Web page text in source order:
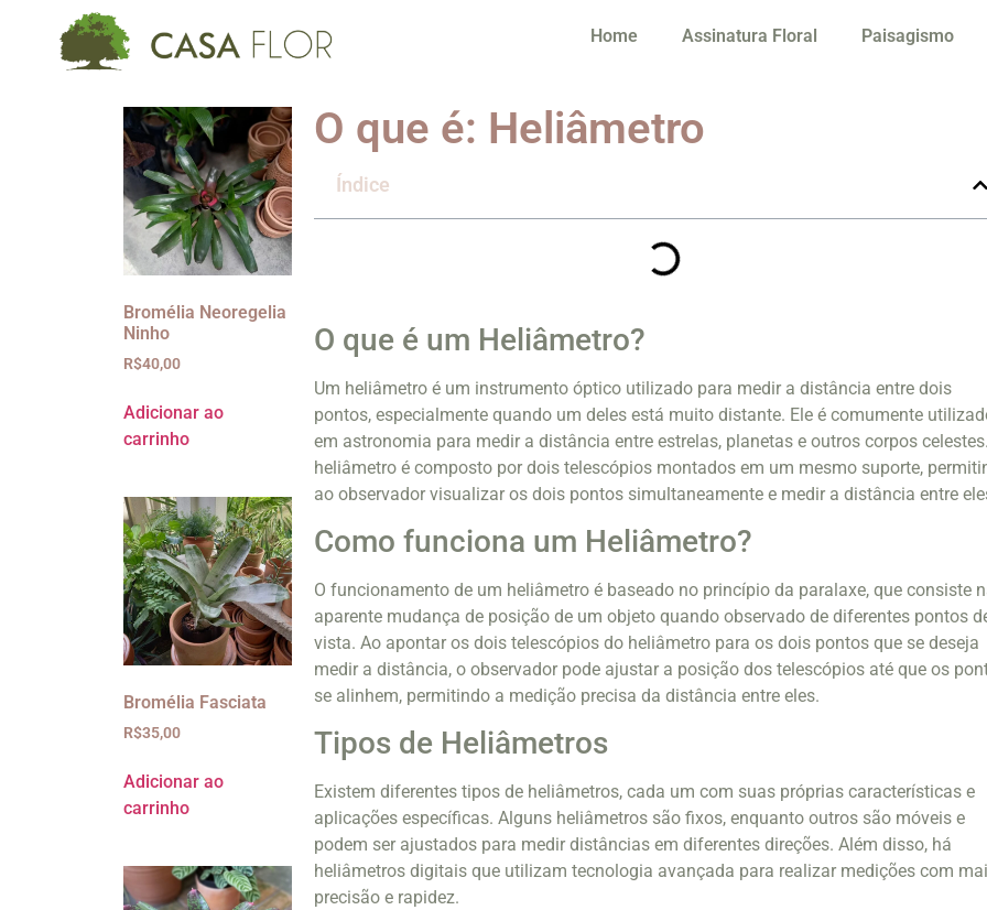
Home Assinatura Floral Paisagismo
Bromélia Neoregelia
Ninho
R$40,00
Adicionar ao
carrinho
Bromélia Fasciata
R$35,00
Adicionar ao
carrinho
O que é: Heliâmetro
Índice
O que é um Heliâmetro?
Um heliâmetro é um instrumento óptico utilizado para medir a distância entre dois
pontos, especialmente quando um deles está muito distante. Ele é comumente
em astronomia para medir a distância entre estrelas, planetas e outros corpos
heliâmetro é composto por dois telescópios montados em um mesmo suporte,
ao observador visualizar os dois pontos simultaneamente e medir a distância entre
Como funciona um Heliâmetro?
O funcionamento de um heliâmetro é baseado no princípio da paralaxe, que consiste
aparente mudança de posição de um objeto quando observado de diferentes pontos
vista. Ao apontar os dois telescópios do heliâmetro para os dois pontos que se deseja
medir a distância, o observador pode ajustar a posição dos telescópios até que os
se alinhem, permitindo a medição precisa da distância entre eles.
Tipos de Heliâmetros
Existem diferentes tipos de heliâmetros, cada um com suas próprias características e
aplicações específicas. Alguns heliâmetros são fixos, enquanto outros são móveis e
podem ser ajustados para medir distâncias em diferentes direções. Além disso, há
heliâmetros digitais que utilizam tecnologia avançada para realizar medições com
precisão e rapidez.